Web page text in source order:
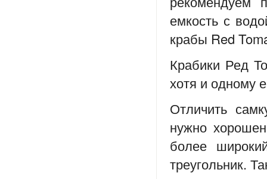
емкость с
крабы Red
Крабики Ред
хотя и одному
Отличить
нужно
более
треугольник.